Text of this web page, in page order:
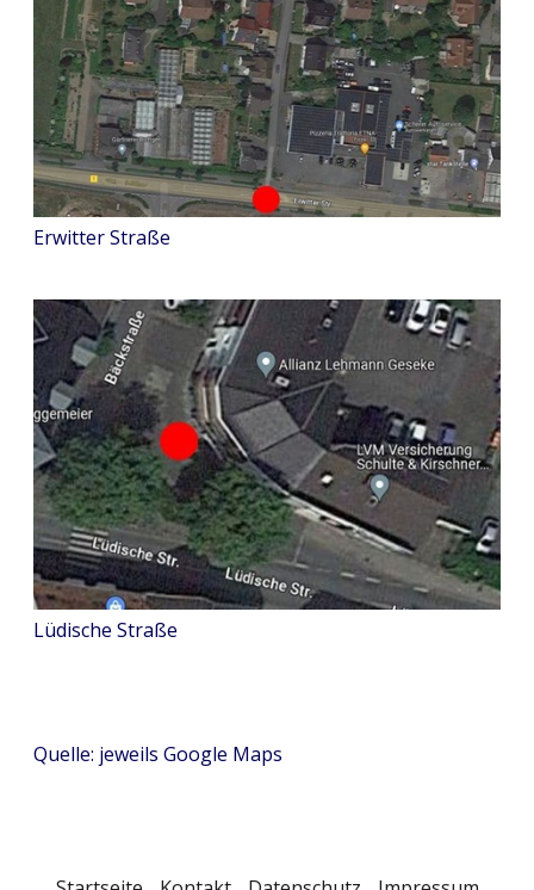
Erwitter Straße
Lüdische Straße
Quelle: jeweils Google Maps